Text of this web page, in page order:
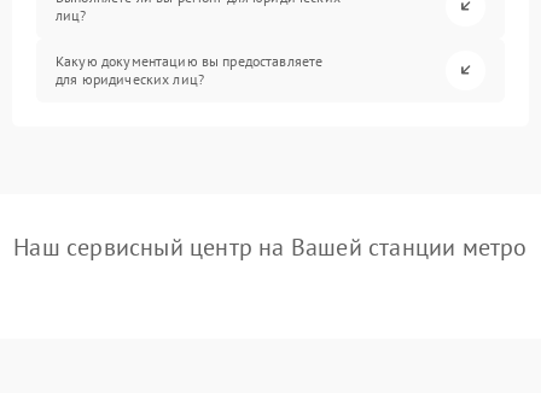
лиц?
Какую документацию вы предоставляете
для юридических лиц?
Наш сервисный центр на Вашей станции метро